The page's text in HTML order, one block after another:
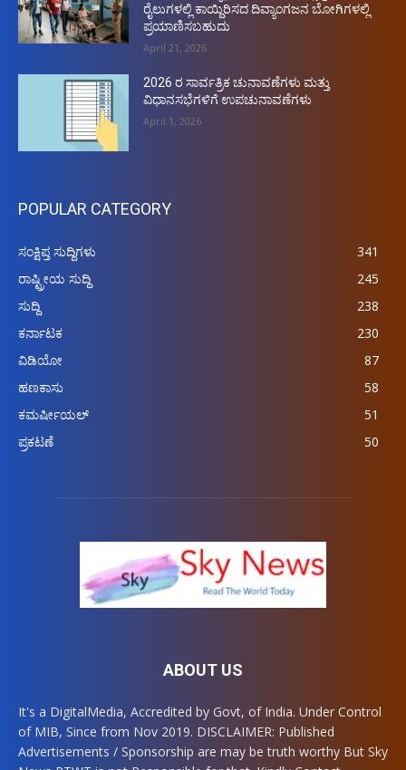
ರೈಲುಗಳಲ್ಲಿ ಕಾಯ್ದಿರಿಸದ ದಿವ್ಯಾಂಗಜನ ಬೋಗಿಗಳಲ್ಲಿ
ಪ್ರಯಾಣಿಸಬಹುದು
April 21, 2026
2026 ರ ಸಾರ್ವತ್ರಿಕ ಚುನಾವಣೆಗಳು ಮತ್ತು
ವಿಧಾನಸಭೆಗಳಿಗೆ ಉಪಚುನಾವಣೆಗಳು
April 1, 2026
POPULAR CATEGORY
ಸಂಕ್ಷಿಪ್ತ ಸುದ್ದಿಗಳು
341
ರಾಷ್ಟ್ರೀಯ ಸುದ್ದಿ
245
ಸುದ್ದಿ
238
ಕರ್ನಾಟಕ
230
ವಿಡಿಯೋ
87
ಹಣಕಾಸು
58
ಕಮರ್ಷೀಯಲ್
51
ಪ್ರಕಟಣೆ
50
ABOUT US
It's a DigitalMedia, Accredited by Govt, of India. Under Control
of MIB, Since from Nov 2019. DISCLAIMER: Published
Advertisements / Sponsorship are may be truth worthy But Sky